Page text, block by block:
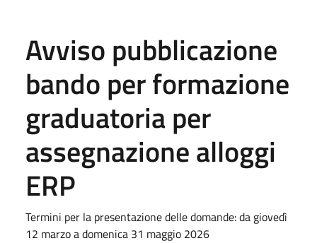
Avviso pubblicazione
bando per formazione
graduatoria per
assegnazione alloggi
ERP
Termini per la presentazione delle domande: da giovedì
12 marzo a domenica 31 maggio 2026